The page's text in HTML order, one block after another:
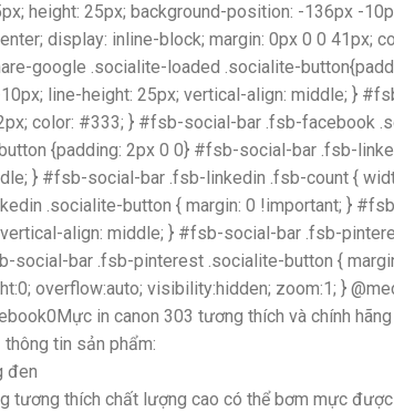
height: 25px; background-position: -136px -
display: inline-block; margin: 0px 0 0
google .socialite-loaded .socialite-
line-height: 25px; vertical-align: middle; }
color: #333; } #fsb-social-bar .fsb-facebook
{padding: 2px 0 0} #fsb-social-bar .fsb-
} #fsb-social-bar .fsb-linkedin .fsb-count {
.socialite-button { margin: 0 !important; }
align: middle; } #fsb-social-bar .fsb-
social-bar .fsb-pinterest .socialite-button {
overflow:auto; visibility:hidden; zoom:1; }
in canon 303 tương thích và chính hãng
tin sản phẩm:
đen
tương thích chất lượng cao có thể bơm mực